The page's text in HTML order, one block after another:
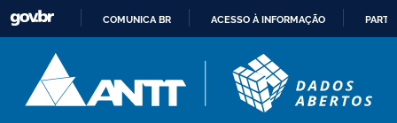
CONTEÚDO
COMUNICA BR ACESSO À INFORMAÇÃO